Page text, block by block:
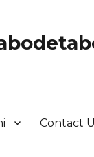
Contact